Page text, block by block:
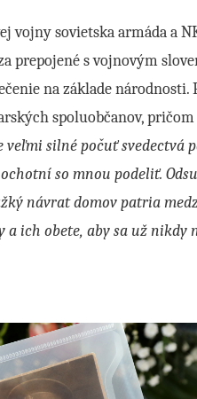
vojny sovietska armáda a
prepojené s vojnovým
na základe
spoluobčanov,
veľmi silné počuť svedectvá
so mnou podeliť.
návrat domov patria
ich obete, aby sa už nikdy